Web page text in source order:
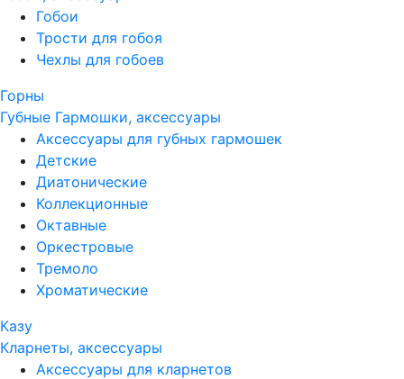
Гобои
Трости для гобоя
Чехлы для гобоев
Горны
Губные Гармошки, аксессуары
Аксессуары для губных гармошек
Детские
Диатонические
Коллекционные
Октавные
Оркестровые
Тремоло
Хроматические
Казу
Кларнеты, аксессуары
Аксессуары для кларнетов